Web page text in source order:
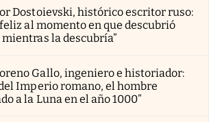
Dostoievski, histórico escritor ruso:
al momento en que descubrió
la descubría”
Gallo, ingeniero e historiador:
Imperio romano, el hombre
a la Luna en el año 1000”